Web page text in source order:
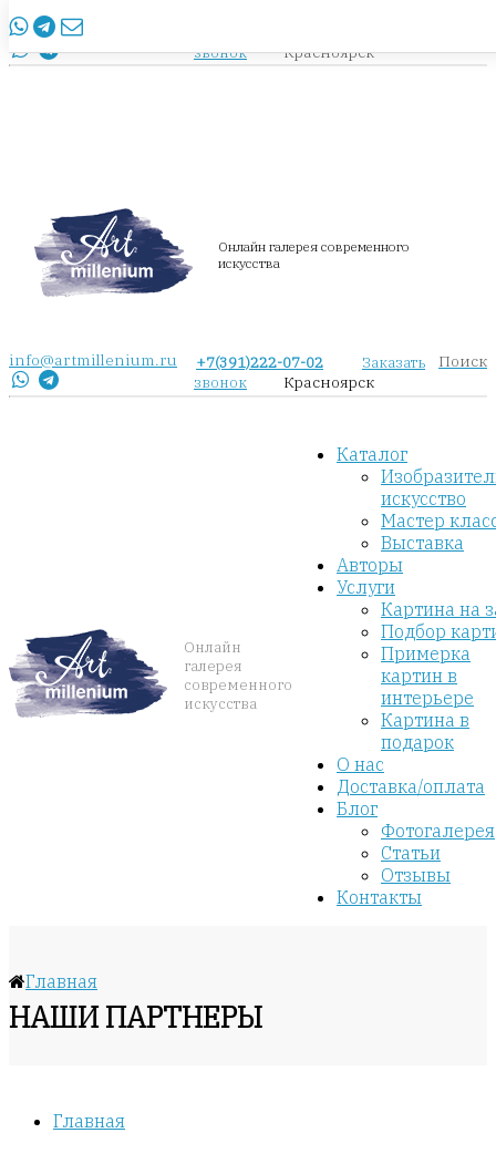
info@artmillenium.ru
звонок
Красноярск
Онлайн галерея современного
искусства
info@artmillenium.ru +7(391)222-07-02
Заказать
звонок
Красноярск
Поиск
Онлайн
галерея
современного
искусства
Каталог
искусство
Мастер
Выставка
Авторы
Услуги
Картина на
Подбор
Примерка
картин в
интерьере
Картина в
подарок
О нас
Доставка/оплата
Блог
Фотогалерея
Статьи
Отзывы
Контакты
Главная
НАШИ ПАРТНЕРЫ
Главная